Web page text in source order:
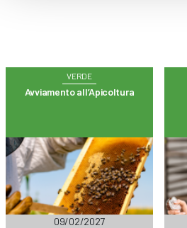
VERDE
Avviamento all’Apicoltura
09/02/2027